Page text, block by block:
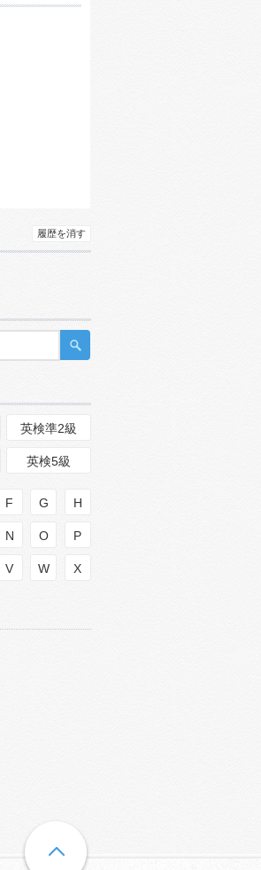
履歴を消す
英検準2級
英検5級
F G H
N O P
V W X